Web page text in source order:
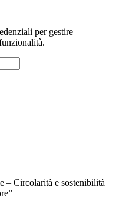
per gestire
– Circolarità e sostenibilità